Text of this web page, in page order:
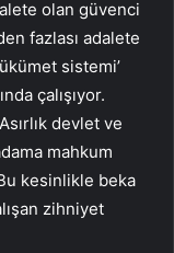
olan güvenci
fazlası adalete
sistemi’
çalışıyor.
devlet ve
mahkum
kesinlikle beka
zihniyet